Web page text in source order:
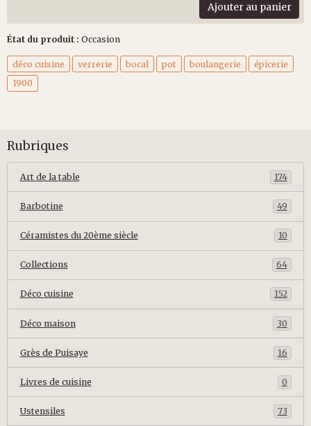
Ajouter au panier
État du produit : Occasion
déco cuisine verrerie bocal pot boulangerie
épicerie
1900
Rubriques
Art de la table 174
Barbotine 49
Céramistes du 20ème siècle 10
Collections 64
Déco cuisine 152
Déco maison 30
Grès de Puisaye 16
Livres de cuisine 0
Ustensiles 73